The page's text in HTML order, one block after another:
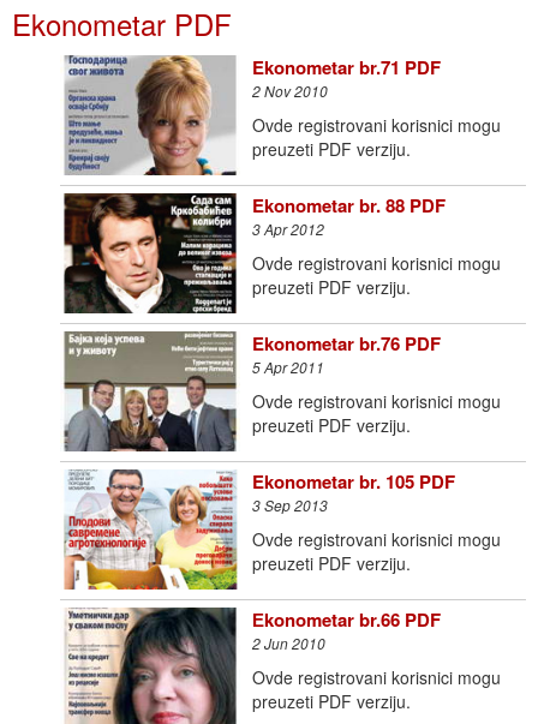
Ekonometar PDF
Ekonometar br.71 PDF
2 Nov 2010
Ovde registrovani korisnici mogu
preuzeti PDF verziju.
Ekonometar br. 88 PDF
3 Apr 2012
Ovde registrovani korisnici mogu
preuzeti PDF verziju.
Ekonometar br.76 PDF
5 Apr 2011
Ovde registrovani korisnici mogu
preuzeti PDF verziju.
Ekonometar br. 105 PDF
3 Sep 2013
Ovde registrovani korisnici mogu
preuzeti PDF verziju.
Еkonometar br.66 PDF
2 Jun 2010
Ovde registrovani korisnici mogu
preuzeti PDF verziju.